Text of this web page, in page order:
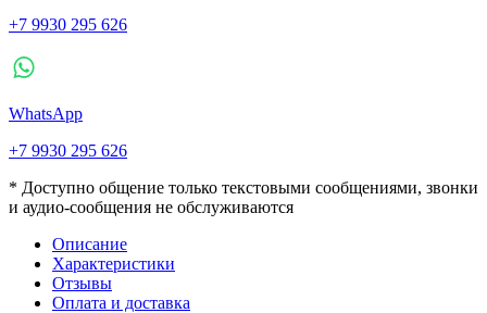
+7 9930 295 626
WhatsApp
+7 9930 295 626
* Доступно общение только текстовыми сообщениями, звонки
и аудио-сообщения не обслуживаются
Описание
Характеристики
Отзывы
Оплата и доставка